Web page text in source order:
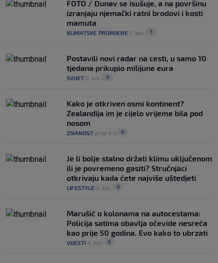
FOTO / Dunav se isušuje, a na površinu
izranjaju njemački ratni brodovi i kosti
mamuta
KLIMATSKE PROMJENE 5. kol. 1
Postavili novi radar na cesti, u samo 10
tjedana prikupio milijune eura
SVIJET 5. kol. 0
Kako je otkriven osmi kontinent?
Zealandija im je cijelo vrijeme bila pod
nosom
ZNANOST prije 9 h 0
Je li bolje stalno držati klimu uključenom
ili je povremeno gasiti? Stručnjaci
otkrivaju kada ćete najviše uštedjeti
LIFESTYLE 4. kol. 0
Marušić o kolonama na autocestama:
Policija satima obavlja očevide nesreća
kao prije 50 godina. Evo kako to ubrzati
VIJESTI 4. kol. 6